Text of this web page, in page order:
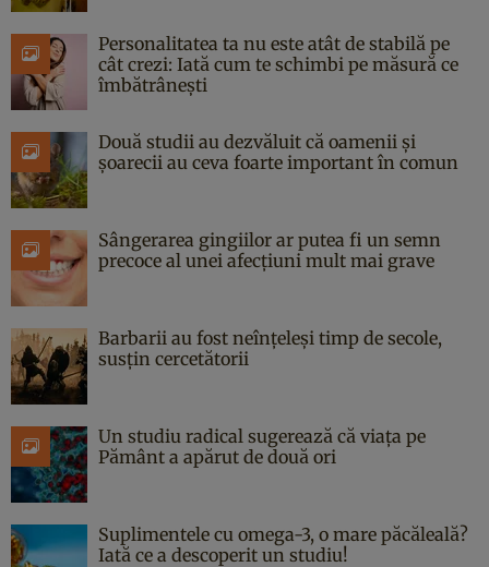
Personalitatea ta nu este atât de stabilă pe
cât crezi: Iată cum te schimbi pe măsură ce
îmbătrânești
Două studii au dezvăluit că oamenii și
șoarecii au ceva foarte important în comun
Sângerarea gingiilor ar putea fi un semn
precoce al unei afecțiuni mult mai grave
Barbarii au fost neînțeleși timp de secole,
susțin cercetătorii
Un studiu radical sugerează că viața pe
Pământ a apărut de două ori
Suplimentele cu omega-3, o mare păcăleală?
Iată ce a descoperit un studiu!